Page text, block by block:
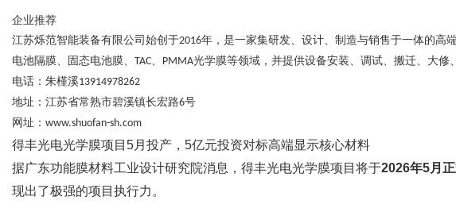
企业推荐
江苏烁范智能装备有限公司始创于2016年，是一家集研发、设计、制造与销售于一体的高
电池隔膜、固态电池膜、 TAC、 PMMA光学膜等领域，并提供设备安装、调试、搬迁、大修
电话：朱槿溪13914978262
地址：江苏省常熟市碧溪镇长宏路6号
网址： www.shuofan-sh.com
得丰光电光学膜项目5月投产，5亿元投资对标高端显示核心材料
据广东功能膜材料工业设计研究院消息，得丰光电光学膜项目将于2026年5月
现出了极强的项目执行力。